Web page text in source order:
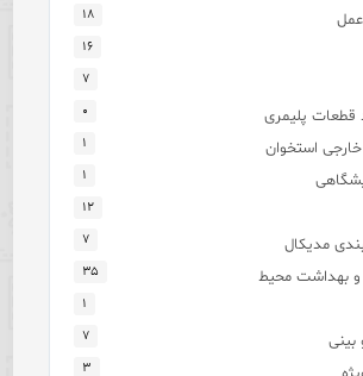
۱۸
۱۶
۷
قطعات پلیمری ۰
استخوان ۱
۱
۱۲
مدیکال ۷
و بهداشت محیط ۳۵
۱
۷
۳